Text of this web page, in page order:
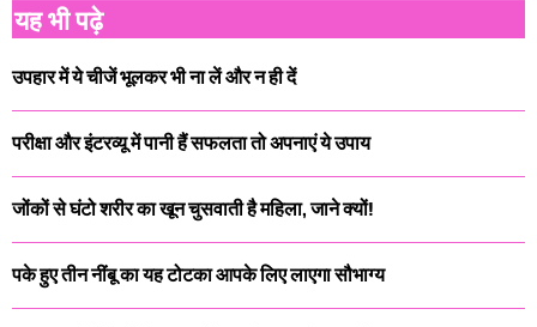
यह भी पढ़े
उपहार में ये चीजें भूलकर भी ना लें और न ही दें
परीक्षा और इंटरव्यू में पानी हैं सफलता तो अपनाएं ये उपाय
जोंकों से घंटो शरीर का खून चुसवाती है महिला, जाने क्यों!
पके हुए तीन नींबू का यह टोटका आपके लिए लाएगा सौभाग्य